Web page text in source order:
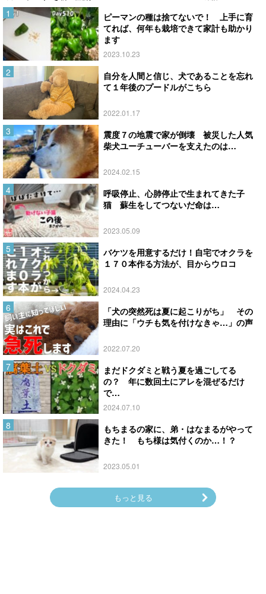
ピーマンの種は捨てないで！ 上手に育
てれば、何年も栽培できて家計も助かり
ます
2023.10.23
自分を人間と信じ、犬であることを忘れ
て１年後のプードルがこちら
2022.01.17
震度７の地震で家が倒壊 被災した人気
柴犬ユーチューバーを支えたのは…
2024.02.15
呼吸停止、心肺停止で生まれてきた子
猫 蘇生をしてつないだ命は…
2023.05.09
バケツを用意するだけ！自宅でオクラを
１７０本作る方法が、目からウロコ
2024.04.23
「犬の突然死は夏に起こりがち」 その
理由に「ウチも気を付けなきゃ…」の声
2022.07.20
まだドクダミと戦う夏を過ごしてる
の？ 年に数回土にアレを混ぜるだけ
で…
2024.07.10
もちまるの家に、弟・はなまるがやって
きた！ もち様は気付くのか…！？
2023.05.01
もっと見る